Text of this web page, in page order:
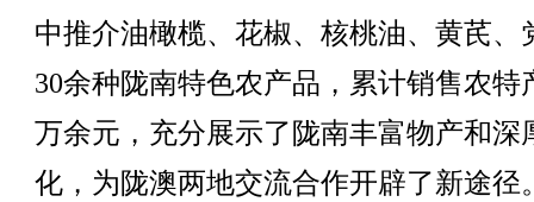
中推介油橄榄、花椒、核桃油、黄芪、
30余种陇南特色农产品，累计销售农特
万余元，充分展示了陇南丰富物产和深
化，为陇澳两地交流合作开辟了新途径